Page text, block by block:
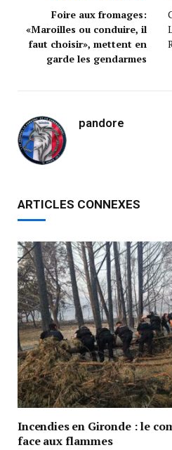
Foire aux fromages:
«Maroilles ou conduire, il
faut choisir», mettent en
garde les gendarmes
pandore
ARTICLES CONNEXES
Incendies en Gironde : le
face aux flammes